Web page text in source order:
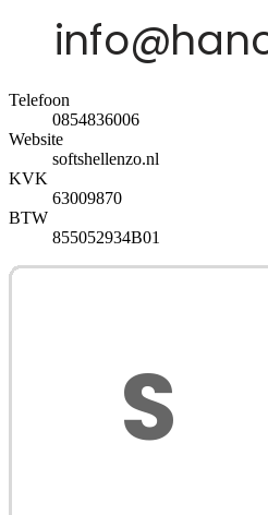
Telefoon
0854836006
Website
softshellenzo.nl
KVK
63009870
BTW
855052934B01